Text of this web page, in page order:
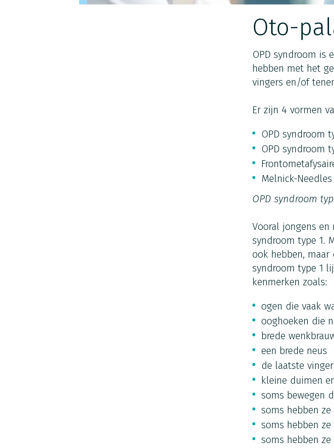
Oto-
OPD syndroom is
hebben met het
vingers en/of
Er zijn 4 vormen
OPD syndroom
OPD syndroom
Melnick-
OPD syndroom
Vooral jongens en
syndroom type 1.
ook hebben,
syndroom type 1
kenmerken zoals:
ogen die vaak
ooghoeken die
brede
een brede neus
de laatste
kleine duimen
soms bewegen
soms hebben
soms hebben
soms hebben